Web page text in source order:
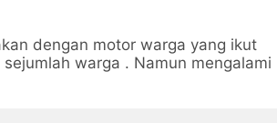
dengan motor warga yang ikut
warga . Namun mengalami